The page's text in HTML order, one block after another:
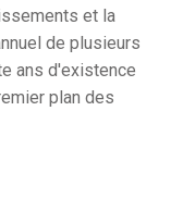
et la
de plusieurs
ans d'existence
plan des